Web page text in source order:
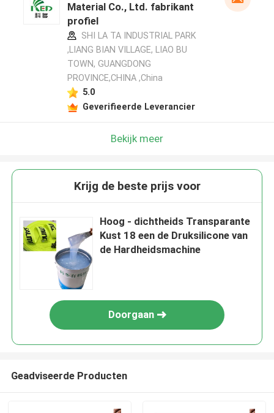
Material Co., Ltd. fabrikant
profiel
SHI LA TA INDUSTRIAL PARK
,LIANG BIAN VILLAGE, LIAO BU
TOWN, GUANGDONG
PROVINCE,CHINA ,China
5.0
Geverifieerde Leverancier
Bekijk meer
Krijg de beste prijs voor
Hoog - dichtheids Transparante
Kust 18 een de Druksilicone van
de Hardheidsmachine
Doorgaan
Geadviseerde Producten